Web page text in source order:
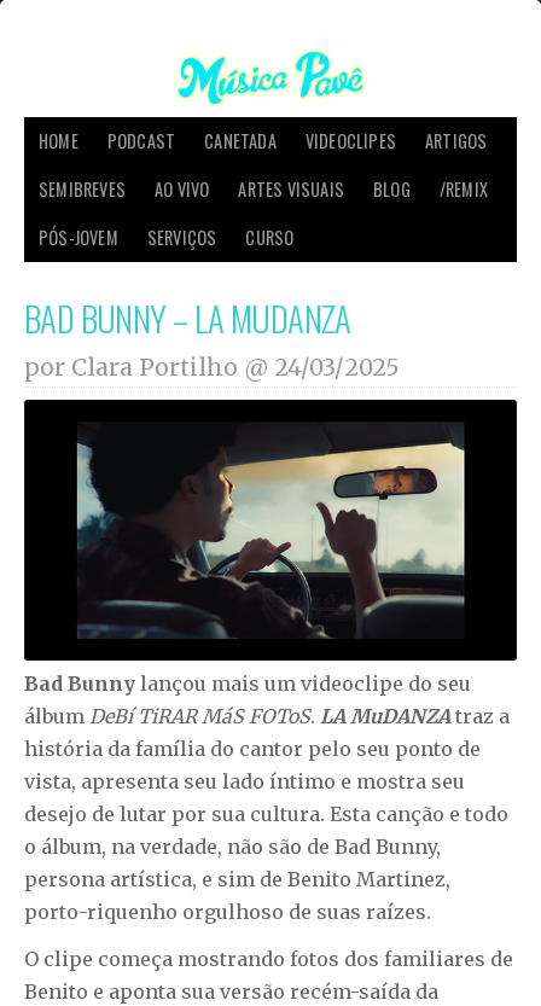
HOME PODCAST CANETADA VIDEOCLIPES
ARTIGOS
SEMIBREVES
AO VIVO ARTES VISUAIS BLOG
/REMIX
PÓS-JOVEM
SERVIÇOS CURSO
BAD BUNNY – LA MUDANZA
por Clara Portilho @ 24/03/2025
Bad Bunny lançou mais um videoclipe do seu
álbum DeBí TiRAR MáS FOToS. LA MuDANZAtraz a
história da família do cantor pelo seu ponto de
vista, apresenta seu lado íntimo e mostra seu
desejo de lutar por sua cultura. Esta canção e todo
o álbum, na verdade, não são de Bad Bunny,
persona artística, e sim de Benito Martinez,
porto-riquenho orgulhoso de suas raízes.
O clipe começa mostrando fotos dos familiares de
Benito e aponta sua versão recém-saída da